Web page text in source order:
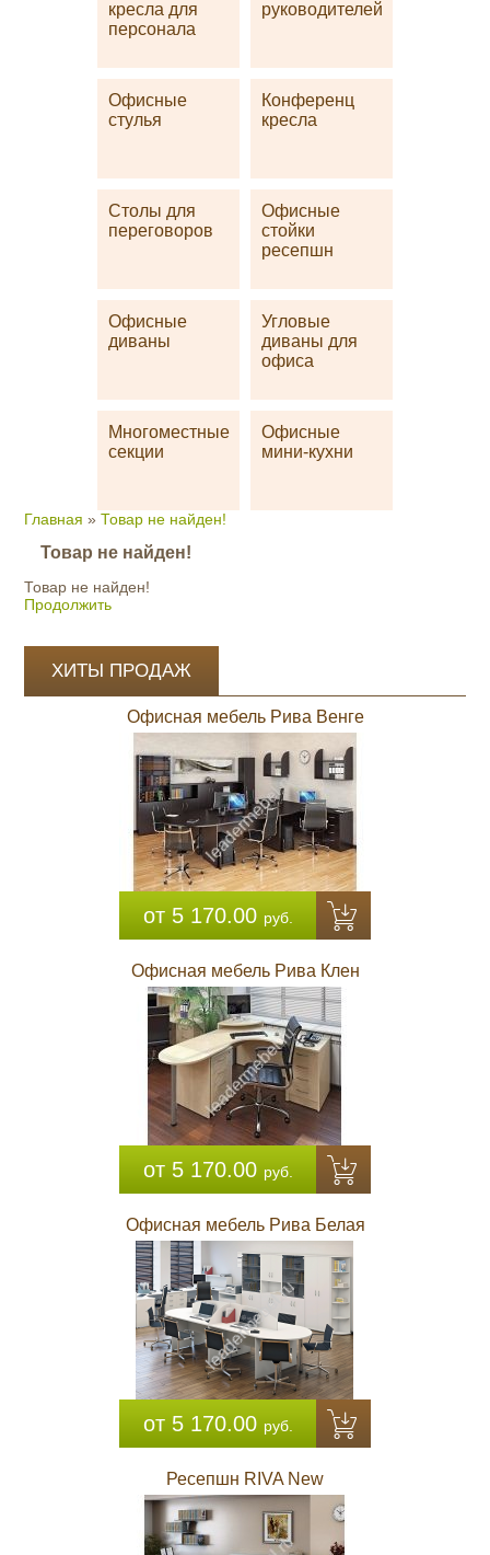
кресла для
персонала
руководителей
Офисные
стулья
Конференц
кресла
Столы для
переговоров
Офисные
стойки
ресепшн
Офисные
диваны
Угловые
диваны для
офиса
Многоместные
секции
Офисные
мини-кухни
Главная » Товар не найден!
Товар не найден!
Товар не найден!
Продолжить
ХИТЫ ПРОДАЖ
Офисная мебель Рива Венге
от 5 170.00 руб.
Офисная мебель Рива Клен
от 5 170.00 руб.
Офисная мебель Рива Белая
от 5 170.00 руб.
Ресепшн RIVA New